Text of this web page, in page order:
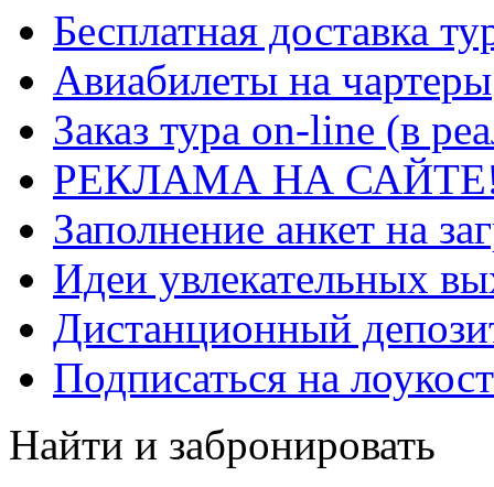
Бесплатная доставка
Авиабилеты на чартеры
Заказ тура on-line (в
РЕКЛАМА НА
Заполнение анкет на
Идеи увлекательных
Дистанционный
Подписаться на
Найти и забронировать